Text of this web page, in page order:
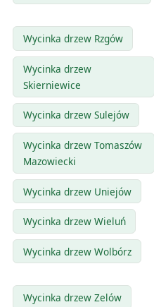
Wycinka drzew Rzgów
Wycinka drzew
Skierniewice
Wycinka drzew Sulejów
Wycinka drzew Tomaszów
Mazowiecki
Wycinka drzew Uniejów
Wycinka drzew Wieluń
Wycinka drzew Wolbórz
Wycinka drzew Zelów